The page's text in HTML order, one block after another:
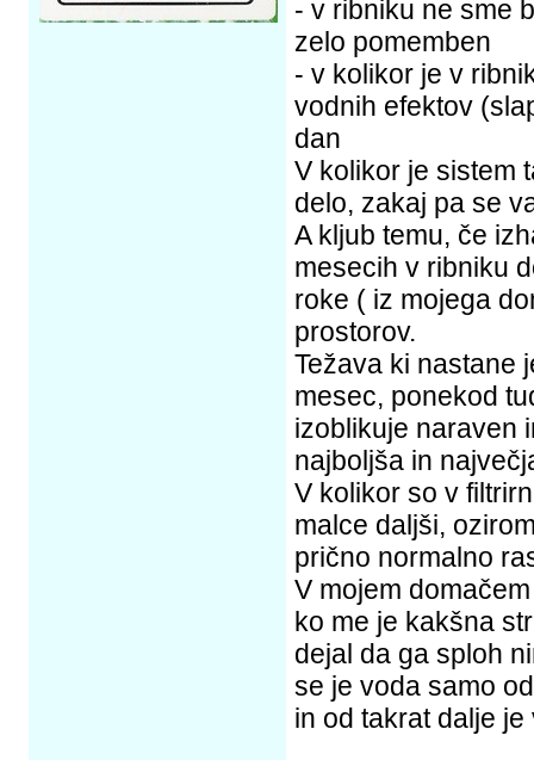
- v ribniku ne sme
zelo pomemben
- v kolikor je v
vodnih efektov
dan
V kolikor je sistem
delo, zakaj pa se
A kljub temu, če
mesecih v ribniku
roke ( iz mojega
prostorov.
Težava ki nastane
mesec, ponekod
izoblikuje naraven
najboljša in
V kolikor so v
malce daljši,
prično normalno
V mojem
ko me je kakšna
dejal da ga sploh
se je voda samo
in od takrat dalje